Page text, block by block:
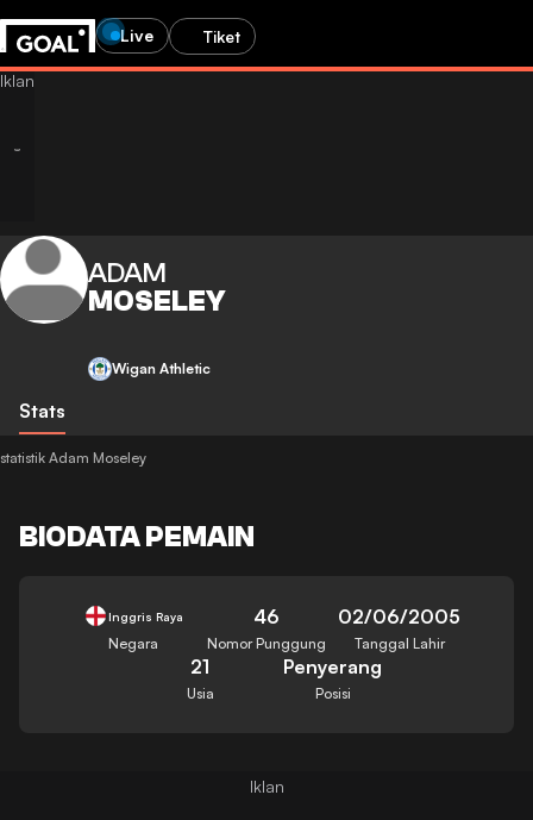
Live Tiket
ADAM
MOSELEY
Wigan Athletic
Stats
statistik Adam Moseley
BIODATA PEMAIN
Inggris Raya
Negara
46
Nomor Punggung
02/06/2005
Tanggal Lahir
21
Usia
Penyerang
Posisi